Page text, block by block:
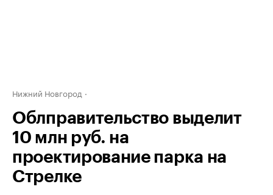
Нижний Новгород
Облправительство выделит
10 млн руб. на
проектирование парка на
Стрелке